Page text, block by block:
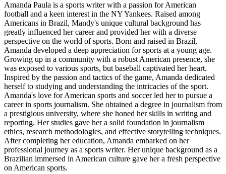
Amanda Paula is a sports writer with a passion for American
football and a keen interest in the NY Yankees. Raised among
Americans in Brazil, Mandy's unique cultural background has
greatly influenced her career and provided her with a diverse
perspective on the world of sports. Born and raised in Brazil,
Amanda developed a deep appreciation for sports at a young age.
Growing up in a community with a robust American presence, she
was exposed to various sports, but baseball captivated her heart.
Inspired by the passion and tactics of the game, Amanda dedicated
herself to studying and understanding the intricacies of the sport.
Amanda's love for American sports and soccer led her to pursue a
career in sports journalism. She obtained a degree in journalism from
a prestigious university, where she honed her skills in writing and
reporting. Her studies gave her a solid foundation in journalism
ethics, research methodologies, and effective storytelling techniques.
After completing her education, Amanda embarked on her
professional journey as a sports writer. Her unique background as a
Brazilian immersed in American culture gave her a fresh perspective
on American sports.